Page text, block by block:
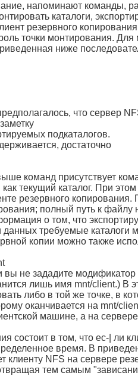
напоминают команды,
каталоги,
резервного
точки монтирования. Для
ниже
что сервер
подкаталогов.
достаточно
команд присутствует
текущий каталог. При
резервного
полный путь к файлу
о том, что
требуемые каталоги
копии можно также
вы не зададите
лишь имя mnt/client.) В
либо в той же точке, в
оканчивается на mnt/
машине, а на
состоит в том, что ес-| ли
время. В
NFS на сервере
тем самым